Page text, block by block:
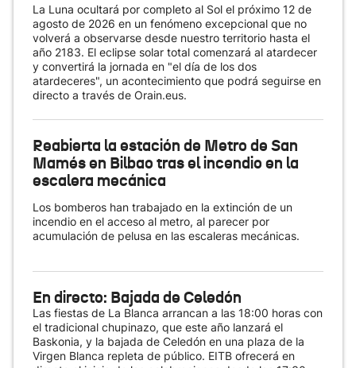
La Luna ocultará por completo al Sol el próximo 12 de
agosto de 2026 en un fenómeno excepcional que no
volverá a observarse desde nuestro territorio hasta el
año 2183. El eclipse solar total comenzará al atardecer
y convertirá la jornada en "el día de los dos
atardeceres", un acontecimiento que podrá seguirse en
directo a través de Orain.eus.
Reabierta la estación de Metro de San
Mamés en Bilbao tras el incendio en la
escalera mecánica
Los bomberos han trabajado en la extinción de un
incendio en el acceso al metro, al parecer por
acumulación de pelusa en las escaleras mecánicas.
En directo: Bajada de Celedón
Las fiestas de La Blanca arrancan a las 18:00 horas con
el tradicional chupinazo, que este año lanzará el
Baskonia, y la bajada de Celedón en una plaza de la
Virgen Blanca repleta de público. EITB ofrecerá en